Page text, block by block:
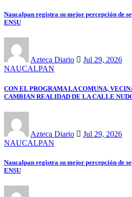
Naucalpan registra su mejor percepción de
ENSU
Azteca Diario
Jul 29, 2026
NAUCALPAN
CON EL PROGRAMA LA COMUNA,
CAMBIAN REALIDAD DE LA CALLE
Azteca Diario
Jul 29, 2026
NAUCALPAN
Naucalpan registra su mejor percepción de
ENSU